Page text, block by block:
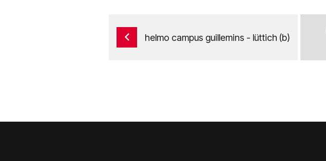
helmo campus guillemins - lüttich (b)